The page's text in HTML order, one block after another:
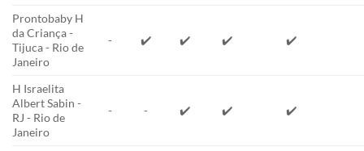
Prontobaby H
da Criança -
Tijuca - Rio de
Janeiro
- ✔️ ✔️ ✔️ ✔️
H Israelita
Albert Sabin -
RJ - Rio de
Janeiro
- - ✔️ ✔️ ✔️